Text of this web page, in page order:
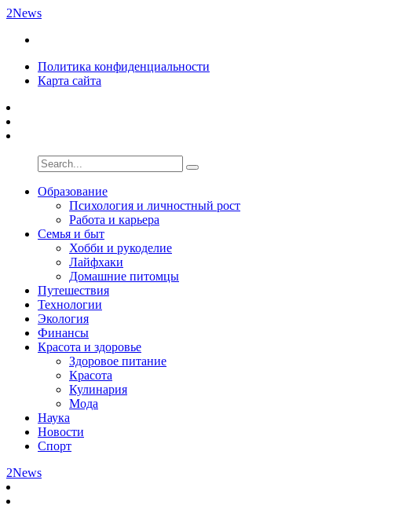
2News
Политика конфиденциальности
Карта сайта
Образование
Психология и личностный рост
Работа и карьера
Семья и быт
Хобби и рукоделие
Лайфхаки
Домашние питомцы
Путешествия
Технологии
Экология
Финансы
Красота и здоровье
Здоровое питание
Красота
Кулинария
Мода
Наука
Новости
Спорт
2News